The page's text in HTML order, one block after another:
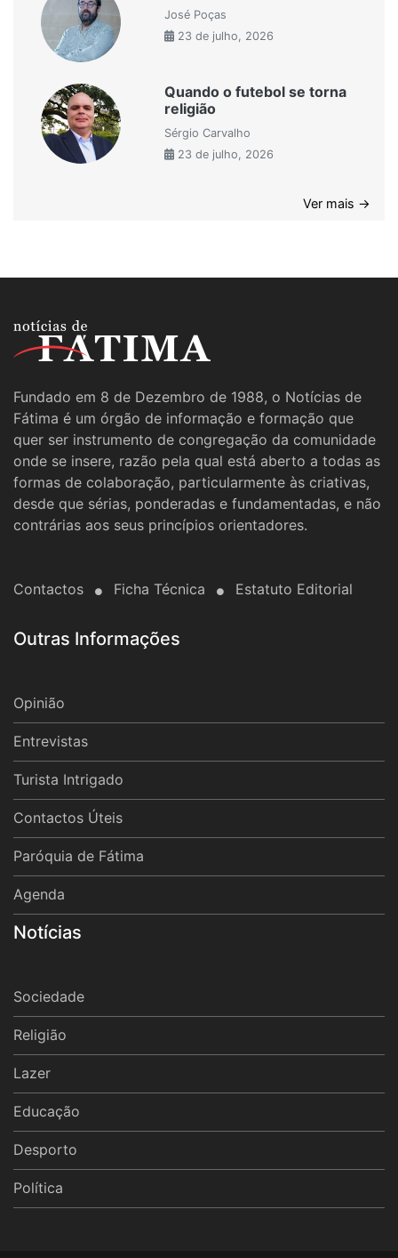
José Poças
23 de julho, 2026
Quando o futebol se torna
religião
Sérgio Carvalho
23 de julho, 2026
Ver mais →
Fundado em 8 de Dezembro de 1988, o Notícias de
Fátima é um órgão de informação e formação que
quer ser instrumento de congregação da comunidade
onde se insere, razão pela qual está aberto a todas as
formas de colaboração, particularmente às criativas,
desde que sérias, ponderadas e fundamentadas, e não
contrárias aos seus princípios orientadores.
Contactos Ficha Técnica Estatuto Editorial
Outras Informações
Opinião
Entrevistas
Turista Intrigado
Contactos Úteis
Paróquia de Fátima
Agenda
Notícias
Sociedade
Religião
Lazer
Educação
Desporto
Política